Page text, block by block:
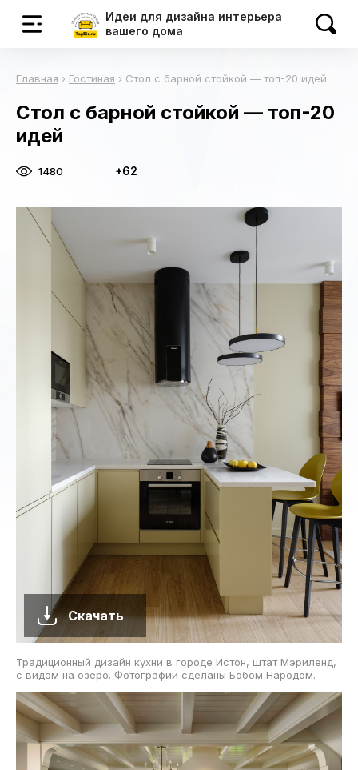
Идеи для дизайна интерьера
вашего дома
Главная › Гостиная › Стол с барной стойкой — топ-20 идей
Стол с барной стойкой — топ-20
идей
1480 +62
Скачать
Традиционный дизайн кухни в городе Истон, штат Мэриленд,
с видом на озеро. Фотографии сделаны Бобом Народом.